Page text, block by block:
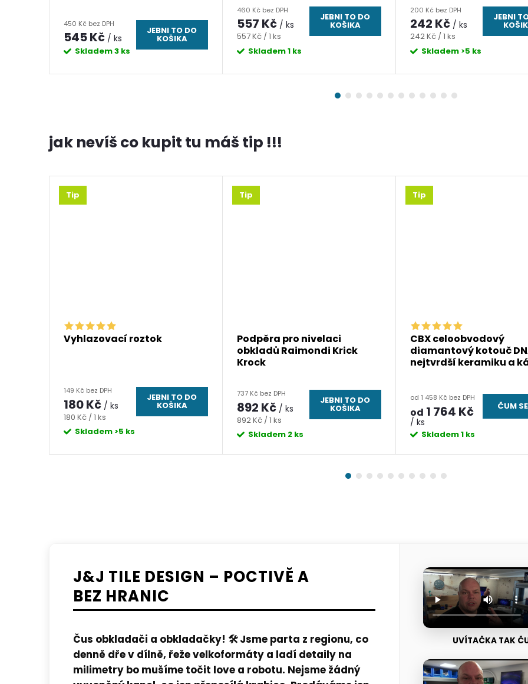
450 Kč bez DPH
545 Kč / ks
Skladem3 ks
JEBNI TO DO
KOŠIKA
460 Kč bez DPH
557 Kč / ks
Měrná
cena:
557 Kč / 1 ks
Skladem1 ks
JEBNI TO DO
KOŠIKA
200 Kč bez DPH
242 Kč / ks
Měrná
cena:
242 Kč / 1 ks
Skladem >5 ks
JEBNI
jak nevíš co kupit tu máš tip !!!
Tip
Vyhlazovací roztok
149 Kč bez DPH
180 Kč / ks
Měrná
cena:
180 Kč / 1 ks
Skladem >5 ks
JEBNI TO DO
KOŠIKA
Tip
Podpěra pro nivelaci
obkladů Raimondi Krick
Krock
737 Kč bez DPH
892 Kč / ks
Měrná
cena:
892 Kč / 1 ks
Skladem 2 ks
JEBNI TO DO
KOŠIKA
Tip
CBX celoobvodový
diamantový kotouč
nejtvrdší keramiku a
od 1 458 Kč bez DPH
od 1 764 Kč
/ ks
Skladem1 ks
ČUM
J&J TILE DESIGN – POCTIVĚ A
BEZ HRANIC
Čus obkladači a obkladačky! 🛠️ Jsme parta z regionu, co
denně dře v dílně, řeže velkoformáty a ladí detaily na
milimetry bo mušíme točit love a robotu. Nejsme žádný
UVÍTAČKA TAK